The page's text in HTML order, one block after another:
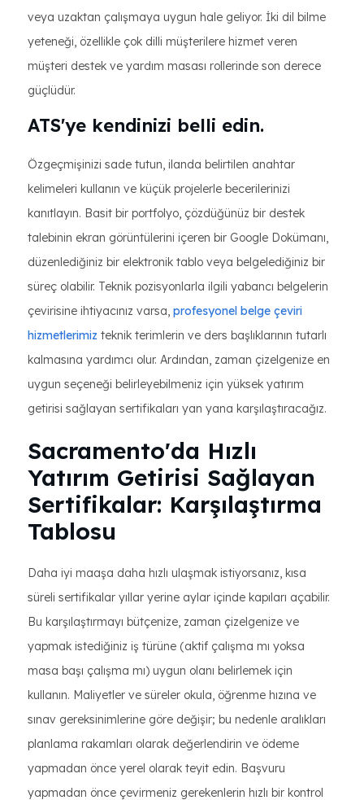
veya uzaktan çalışmaya uygun hale geliyor. İki dil bilme
yeteneği, özellikle çok dilli müşterilere hizmet veren
müşteri destek ve yardım masası rollerinde son derece
güçlüdür.
ATS'ye kendinizi belli edin.
Özgeçmişinizi sade tutun, ilanda belirtilen anahtar
kelimeleri kullanın ve küçük projelerle becerilerinizi
kanıtlayın. Basit bir portfolyo, çözdüğünüz bir destek
talebinin ekran görüntülerini içeren bir Google Dokümanı,
düzenlediğiniz bir elektronik tablo veya belgelediğiniz bir
süreç olabilir. Teknik pozisyonlarla ilgili yabancı belgelerin
çevirisine ihtiyacınız varsa, profesyonel belge çeviri
hizmetlerimiz teknik terimlerin ve ders başlıklarının tutarlı
kalmasına yardımcı olur. Ardından, zaman çizelgenize en
uygun seçeneği belirleyebilmeniz için yüksek yatırım
getirisi sağlayan sertifikaları yan yana karşılaştıracağız.
Sacramento'da Hızlı
Yatırım Getirisi Sağlayan
Sertifikalar: Karşılaştırma
Tablosu
Daha iyi maaşa daha hızlı ulaşmak istiyorsanız, kısa
süreli sertifikalar yıllar yerine aylar içinde kapıları açabilir.
Bu karşılaştırmayı bütçenize, zaman çizelgenize ve
yapmak istediğiniz iş türüne (aktif çalışma mı yoksa
masa başı çalışma mı) uygun olanı belirlemek için
kullanın. Maliyetler ve süreler okula, öğrenme hızına ve
sınav gereksinimlerine göre değişir; bu nedenle aralıkları
planlama rakamları olarak değerlendirin ve ödeme
yapmadan önce yerel olarak teyit edin. Başvuru
yapmadan önce çevirmeniz gerekenlerin hızlı bir kontrol